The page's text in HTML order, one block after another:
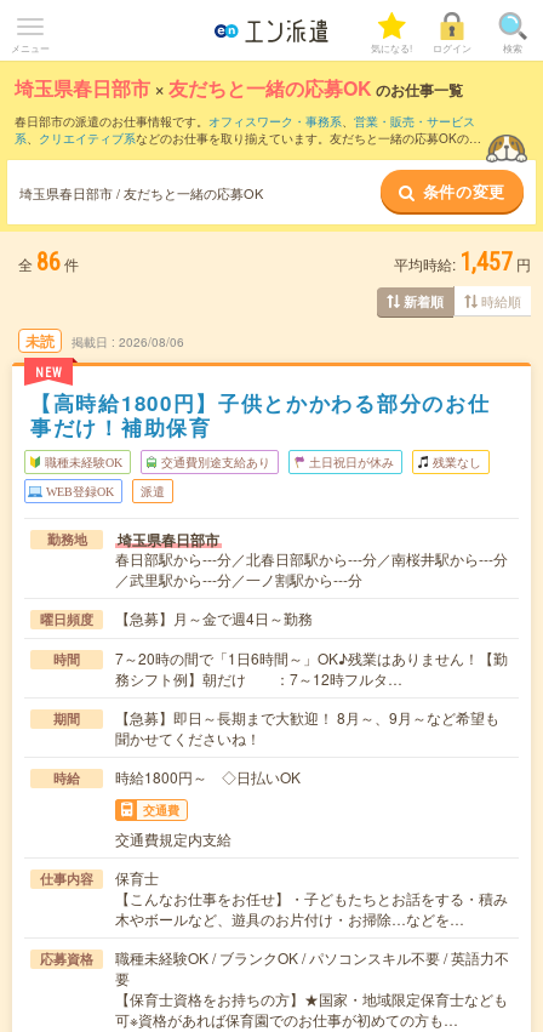
メニュー 気になる! ログイン 検索
埼玉県春日部市 ×友だちと一緒の応募OK のお仕事一覧
春日部市の派遣のお仕事情報です。 オフィスワーク・事務系、 営業・販売・サービス
系、 クリエイティブ系などのお仕事を取り揃えています。友だちと一緒の応募OKの条
埼玉県春日部市 / 友だちと一緒の応募OK 条件の変更
全 86件 平均時給: 1,457 円
新着順 時給順
未読
NEW
掲載日 2026/08/06
【高時給1800円】子供とかかわる部分のお仕
事だけ！補助保育
職種未経験OK 交通費別途支給あり 土日祝日が休み 残業なし
WEB登録OK 派遣
勤務地 埼玉県春日部市
春日部駅から---分／北春日部駅から---分／南桜井駅から---分
／武里駅から---分／一ノ割駅から---分
曜日頻度 【急募】月～金で週4日～勤務
時間
7～20時の間で「1日6時間～」OK♪残業はありません！【勤
務シフト例】朝だけ ：7～12時フルタ…
期間
【急募】即日～長期まで大歓迎！ 8月～、9月～など希望も
聞かせてくださいね！
時給 時給1800円～ ◇日払いOK
交通費
交通費規定内支給
仕事内容
保育士
【こんなお仕事をお任せ】・子どもたちとお話をする・積み
木やボールなど、遊具のお片付け・お掃除…などを…
応募資格
職種未経験OK / ブランクOK / パソコンスキル不要 / 英語力不
要
【保育士資格をお持ちの方】★国家・地域限定保育士なども
可※資格があれば保育園でのお仕事が初めての方も…